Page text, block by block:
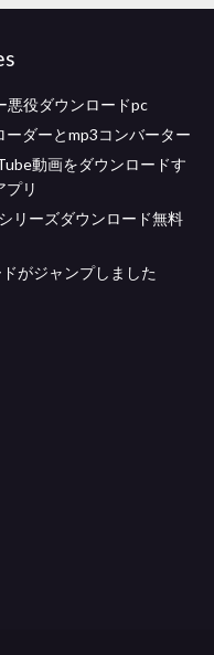
悪役ダウンロードpc
ーダーとmp3コンバーター
動画をダウンロードす
プリ
リーズダウンロード無料
がジャンプしました